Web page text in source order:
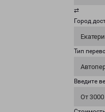
⇄
Город
Тип
Введите
От 3000